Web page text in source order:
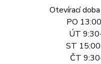
Otevírací
PO
ÚT
ST
ČT